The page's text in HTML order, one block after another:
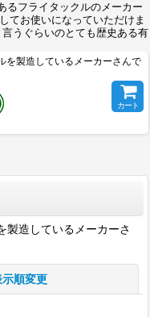
るフライタックルのメーカー
お使いになっていただけま
うぐらいのとても歴史ある有
を製造しているメーカーさんで
カート
製造しているメーカーさ
示順変更